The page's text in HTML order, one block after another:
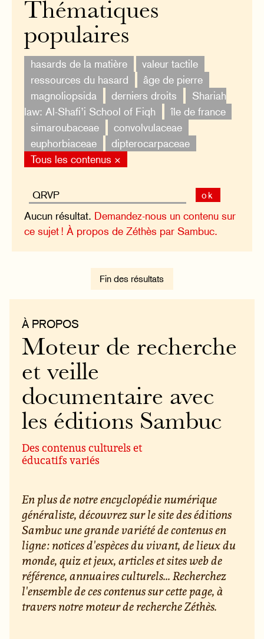
Thématiques
populaires
hasards de la matière
valeur tactile
ressources du hasard
âge de pierre
magnoliopsida
derniers droits
Shariah
law: Al-Shafi’i School of Fiqh
île de france
simaroubaceae
convolvulaceae
euphorbiaceae
dipterocarpaceae
Tous les contenus ×
ok
Aucun résultat. Demandez-nous un contenu sur
ce sujet ! À propos de Zéthès par Sambuc.
Fin des résultats
À PROPOS
Moteur de recherche
et veille
documentaire avec
les éditions Sambuc
Des contenus culturels et
éducatifs variés
En plus de notre encyclopédie numérique
généraliste, découvrez sur le site des éditions
Sambuc une grande variété de contenus en
ligne : notices d'espèces du vivant, de lieux du
monde, quiz et jeux, articles et sites web de
référence, annuaires culturels... Recherchez
l'ensemble de ces contenus sur cette page, à
travers notre moteur de recherche Zéthès.